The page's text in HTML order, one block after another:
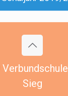
Sieg